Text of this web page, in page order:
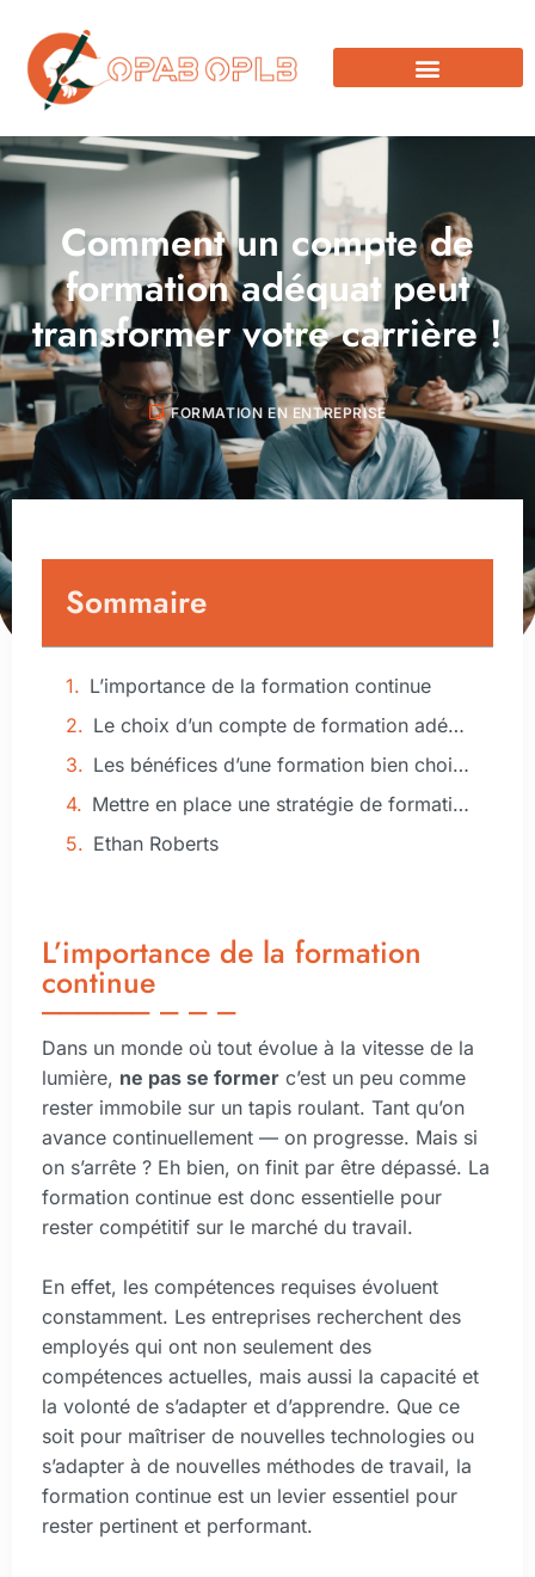
Comment un compte de
formation adéquat peut
transformer votre carrière !
FORMATION EN ENTREPRISE
Sommaire
L’importance de la formation continue
Le choix d’un compte de formation adéquat
Les bénéfices d’une formation bien choisie
Mettre en place une stratégie de formation
Ethan Roberts
L’importance de la formation
continue
Dans un monde où tout évolue à la vitesse de la
lumière, ne pas se former c’est un peu comme
rester immobile sur un tapis roulant. Tant qu’on
avance continuellement — on progresse. Mais si
on s’arrête ? Eh bien, on finit par être dépassé. La
formation continue est donc essentielle pour
rester compétitif sur le marché du travail.
En effet, les compétences requises évoluent
constamment. Les entreprises recherchent des
employés qui ont non seulement des
compétences actuelles, mais aussi la capacité et
la volonté de s’adapter et d’apprendre. Que ce
soit pour maîtriser de nouvelles technologies ou
s’adapter à de nouvelles méthodes de travail, la
formation continue est un levier essentiel pour
rester pertinent et performant.